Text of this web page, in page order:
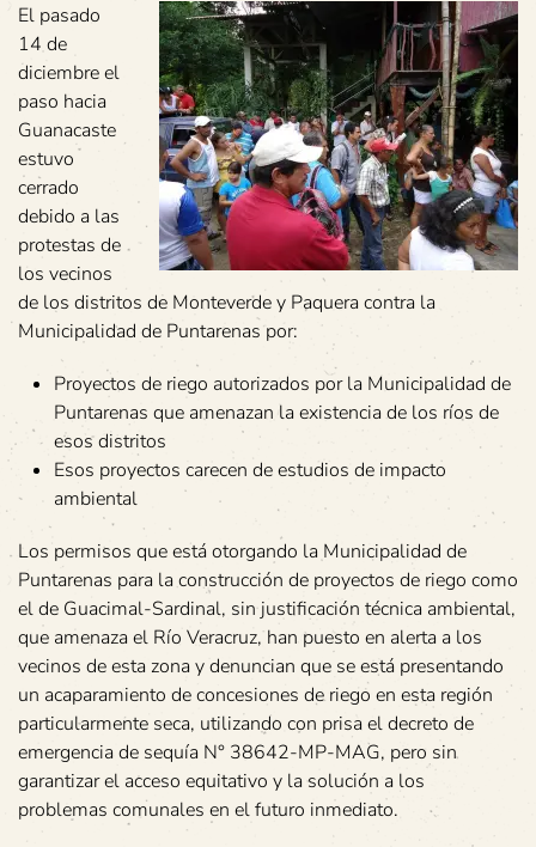
El pasado
14 de
diciembre el
paso hacia
Guanacaste
estuvo
cerrado
debido a las
protestas de
los vecinos
de los distritos de Monteverde y Paquera contra la
Municipalidad de Puntarenas por:
Proyectos de riego autorizados por la Municipalidad de
Puntarenas que amenazan la existencia de los ríos de
esos distritos
Esos proyectos carecen de estudios de impacto
ambiental
Los permisos que está otorgando la Municipalidad de
Puntarenas para la construcción de proyectos de riego como
el de Guacimal-Sardinal, sin justificación técnica ambiental,
que amenaza el Río Veracruz, han puesto en alerta a los
vecinos de esta zona y denuncian que se está presentando
un acaparamiento de concesiones de riego en esta región
particularmente seca, utilizando con prisa el decreto de
emergencia de sequía N° 38642-MP-MAG, pero sin
garantizar el acceso equitativo y la solución a los
problemas comunales en el futuro inmediato.